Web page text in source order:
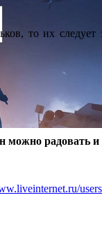
то их следует
можно радовать